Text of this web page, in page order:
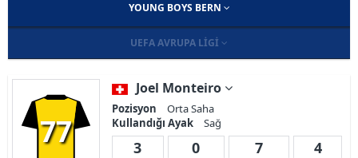
YOUNG BOYS BERN
UEFA AVRUPA LIGI
77
Joel Monteiro
Pozisyon
Orta Saha
Kullandığı Ayak
Sağ
3 0 7 4